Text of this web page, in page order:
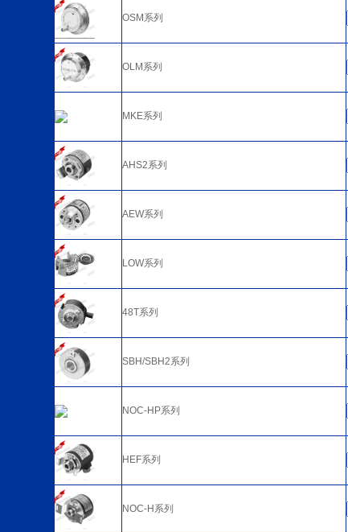
OSM系列
OLM系列
MKE系列
AHS2系列
AEW系列
LOW系列
48T系列
SBH/SBH2系列
NOC-HP系列
HEF系列
NOC-H系列